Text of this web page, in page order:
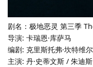
剧名：极地恶灵 第三季
导演: 卡瑞恩·库萨马
编剧: 克里斯托弗·坎特维尔
主演: 丹·史蒂文斯 / 朱迪